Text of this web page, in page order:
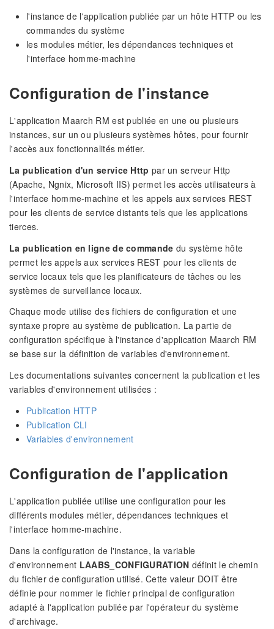
l'instance de l'application publiée par un hôte HTTP ou les
commandes du système
les modules métier, les dépendances techniques et
l'interface homme-machine
Configuration de l'instance
L'application Maarch RM est publiée en une ou plusieurs
instances, sur un ou plusieurs systèmes hôtes, pour fournir
l'accès aux fonctionnalités métier.
La publication d'un service Http par un serveur Http
(Apache, Ngnix, Microsoft IIS) permet les accès utilisateurs à
l'interface homme-machine et les appels aux services REST
pour les clients de service distants tels que les applications
tierces.
La publication en ligne de commande du système hôte
permet les appels aux services REST pour les clients de
service locaux tels que les planificateurs de tâches ou les
systèmes de surveillance locaux.
Chaque mode utilise des fichiers de configuration et une
syntaxe propre au système de publication. La partie de
configuration spécifique à l'instance d'application Maarch RM
se base sur la définition de variables d'environnement.
Les documentations suivantes concernent la publication et les
variables d'environnement utilisées :
Publication HTTP
Publication CLI
Variables d'environnement
Configuration de l'application
L'application publiée utilise une configuration pour les
différents modules métier, dépendances techniques et
l'interface homme-machine.
Dans la configuration de l'instance, la variable
d'environnement LAABS_CONFIGURATION définit le chemin
du fichier de configuration utilisé. Cette valeur DOIT être
définie pour nommer le fichier principal de configuration
adapté à l'application publiée par l'opérateur du système
d'archivage.